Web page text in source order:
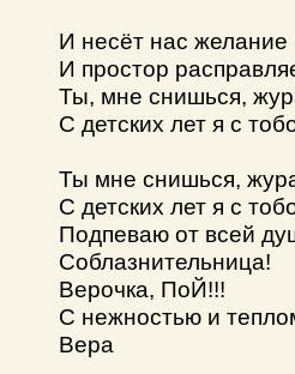
И несёт нас
И простор
Ты, мне снишься,
С детских лет я с
Ты мне снишься,
С детских лет я с
Подпеваю от всей
Соблазнительница!
Верочка, ПоЙ!!!
С нежностью и
Вера